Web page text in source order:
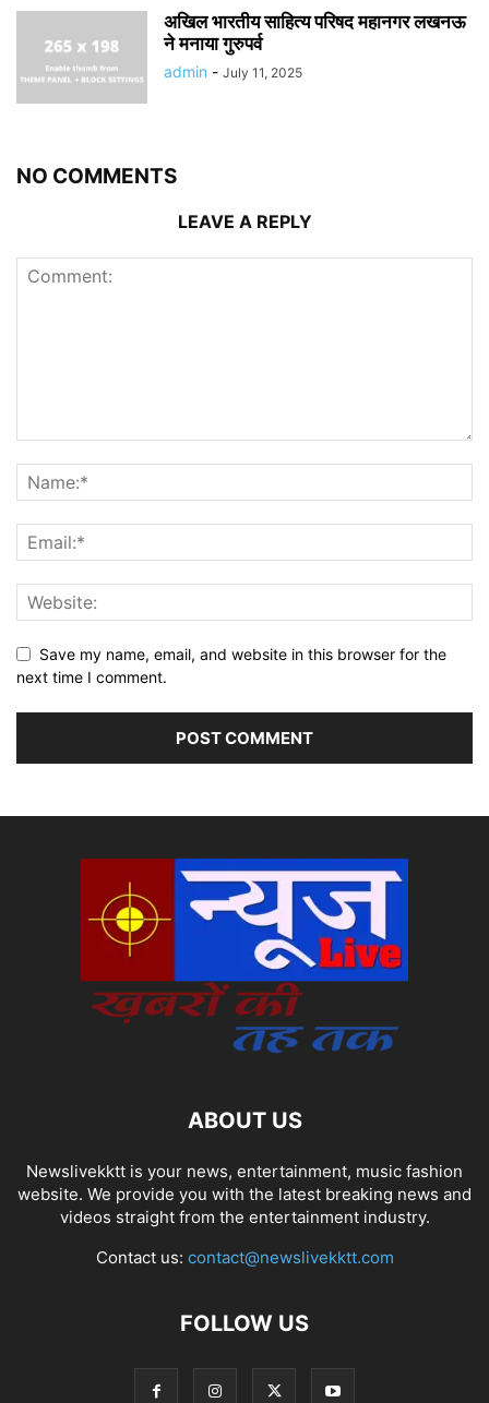
अखिल भारतीय साहित्य परिषद महानगर लखनऊ
ने मनाया गुरुपर्व
admin - July 11, 2025
NO COMMENTS
LEAVE A REPLY
Save my name, email, and website in this browser for the
next time I comment.
ABOUT US
Newslivekktt is your news, entertainment, music fashion
website. We provide you with the latest breaking news and
videos straight from the entertainment industry.
Contact us: contact@newslivekktt.com
FOLLOW US